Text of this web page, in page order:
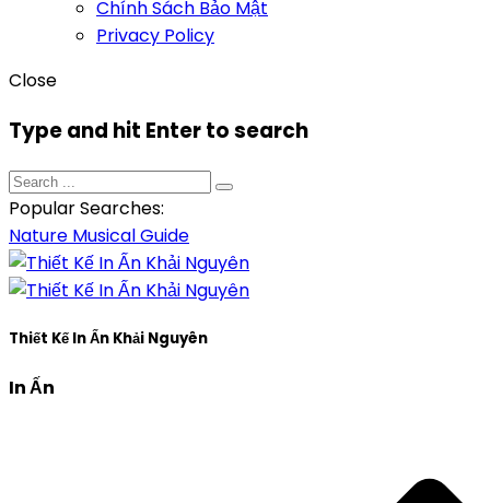
Chính Sách Bảo Mật
Privacy Policy
Close
Type and hit Enter to search
Popular Searches:
Nature MusicalGuide
Thiết Kế In Ấn Khải Nguyên
In Ấn